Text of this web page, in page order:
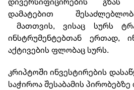
დამატებით
მათთვის, ვისაც სურს
ინსტრუმენტებთან ერთად,
აქტივების ფლობაც სურს.
კრიპტოში ინვესტირების
საჭიროა შესაბამის პირობებზე